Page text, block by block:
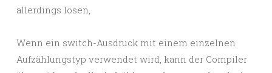
allerdings lösen,
Wenn ein switch-Ausdruck mit einem einzelnen
Aufzählungstyp verwendet wird, kann der Compiler